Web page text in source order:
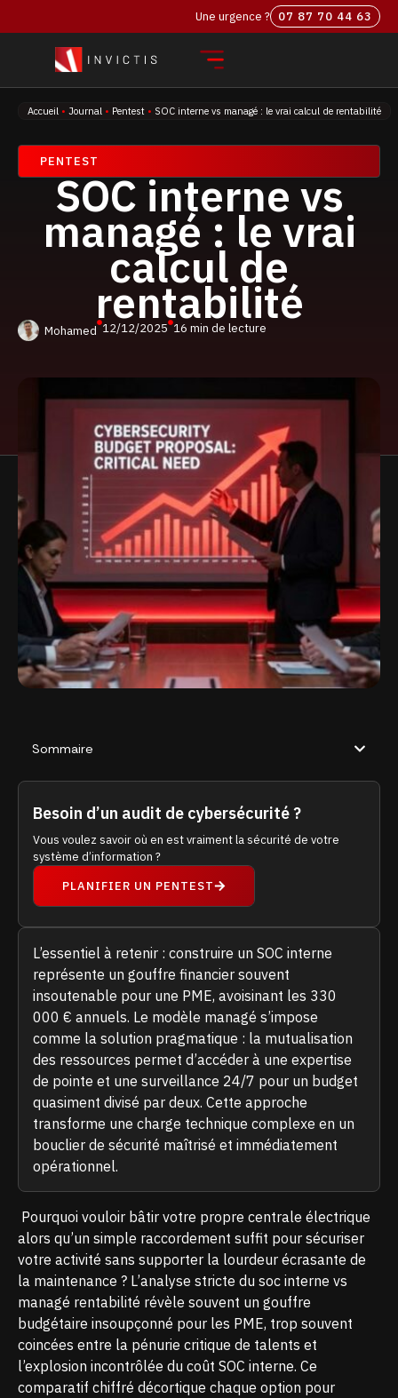
Une urgence ? 07 87 70 44 63‬
Accueil • Journal • Pentest • SOC interne vs managé : le vrai calcul de rentabilité
PENTEST
SOC interne vs
managé : le vrai
calcul de
rentabilité
Mohamed 12/12/2025 16 min de lecture
Sommaire
Besoin d’un audit de cybersécurité ?
Vous voulez savoir où en est vraiment la sécurité de votre
système d’information ?
PLANIFIER UN PENTEST
L’essentiel à retenir : construire un SOC interne
représente un gouffre financier souvent
insoutenable pour une PME, avoisinant les 330
000 € annuels. Le modèle managé s’impose
comme la solution pragmatique : la mutualisation
des ressources permet d’accéder à une expertise
de pointe et une surveillance 24/7 pour un budget
quasiment divisé par deux. Cette approche
transforme une charge technique complexe en un
bouclier de sécurité maîtrisé et immédiatement
opérationnel.
Pourquoi vouloir bâtir votre propre centrale électrique
alors qu’un simple raccordement suffit pour sécuriser
votre activité sans supporter la lourdeur écrasante de
la maintenance ? L’analyse stricte du soc interne vs
managé rentabilité révèle souvent un gouffre
budgétaire insoupçonné pour les PME, trop souvent
coincées entre la pénurie critique de talents et
l’explosion incontrôlée du coût SOC interne. Ce
comparatif chiffré décortique chaque option pour